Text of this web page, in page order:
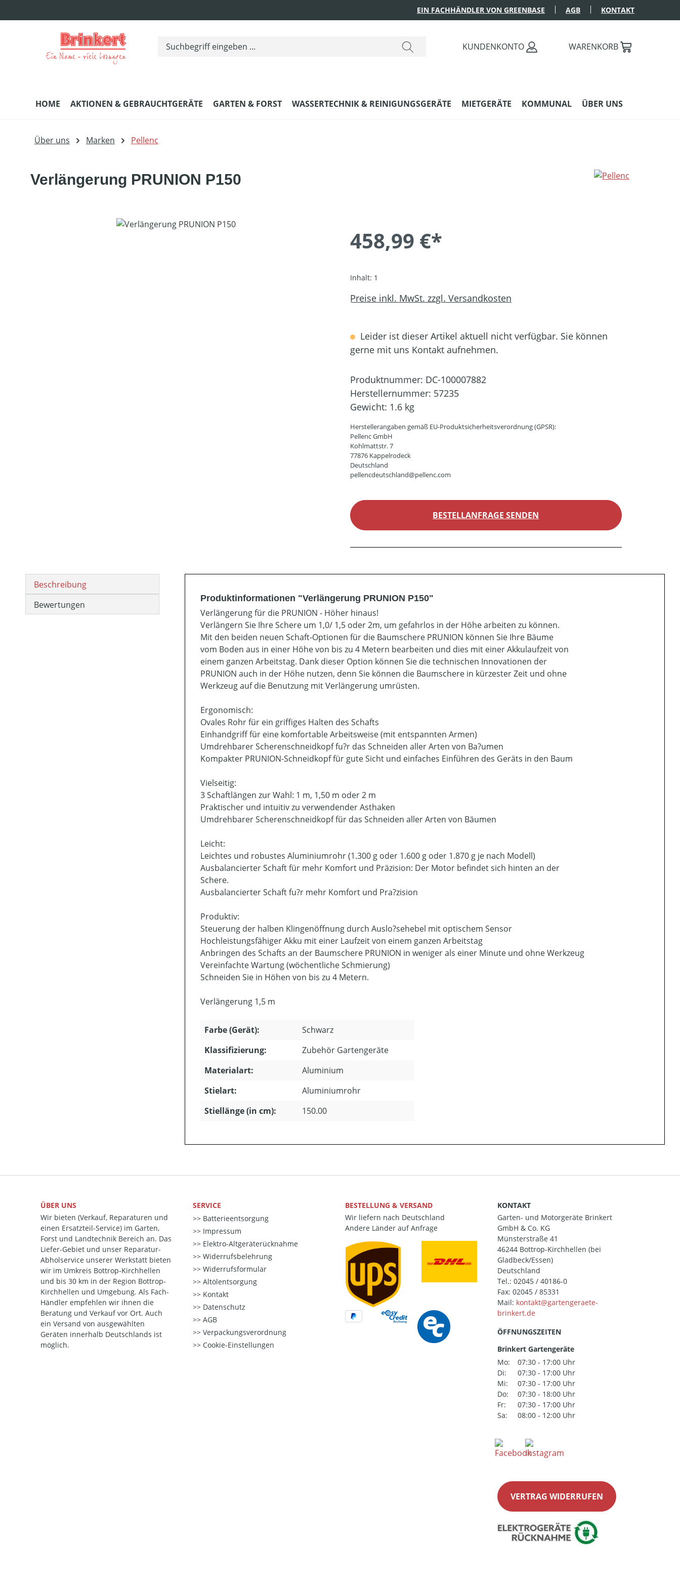
EIN FACHHÄNDLER VON GREENBASE AGB KONTAKT
KUNDENKONTO WARENKORB
HOME AKTIONEN & GEBRAUCHTGERÄTE GARTEN & FORST WASSERTECHNIK & REINIGUNGSGERÄTE MIETGERÄTE KOMMUNAL ÜBER UNS
Über uns Marken Pellenc
Verlängerung PRUNION P150
Bildergalerie überspringen
458,99 €*
Inhalt: 1
Preise inkl. MwSt. zzgl. Versandkosten
Leider ist dieser Artikel aktuell nicht verfügbar. Sie können
gerne mit uns Kontakt aufnehmen.
Produktnummer: DC-100007882
Herstellernummer: 57235
Gewicht: 1.6 kg
Herstellerangaben gemäß EU-Produktsicherheitsverordnung (GPSR):
Pellenc GmbH
Kohlmattstr. 7
77876 Kappelrodeck
Deutschland
pellencdeutschland@pellenc.com
BESTELLANFRAGE SENDEN
Beschreibung
Bewertungen
Produktinformationen "Verlängerung PRUNION P150"
Verlängerung für die PRUNION - Höher hinaus!
Verlängern Sie Ihre Schere um 1,0/ 1,5 oder 2m, um gefahrlos in der Höhe arbeiten zu können.
Mit den beiden neuen Schaft-Optionen für die Baumschere PRUNION können Sie Ihre Bäume
vom Boden aus in einer Höhe von bis zu 4 Metern bearbeiten und dies mit einer Akkulaufzeit von
einem ganzen Arbeitstag. Dank dieser Option können Sie die technischen Innovationen der
PRUNION auch in der Höhe nutzen, denn Sie können die Baumschere in kürzester Zeit und ohne
Werkzeug auf die Benutzung mit Verlängerung umrüsten.
Ergonomisch:
Ovales Rohr für ein griffiges Halten des Schafts
Einhandgriff für eine komfortable Arbeitsweise (mit entspannten Armen)
Umdrehbarer Scherenschneidkopf fu?r das Schneiden aller Arten von Ba?umen
Kompakter PRUNION-Schneidkopf für gute Sicht und einfaches Einführen des Geräts in den Baum
Vielseitig:
3 Schaftlängen zur Wahl: 1 m, 1,50 m oder 2 m
Praktischer und intuitiv zu verwendender Asthaken
Umdrehbarer Scherenschneidkopf für das Schneiden aller Arten von Bäumen
Leicht:
Leichtes und robustes Aluminiumrohr (1.300 g oder 1.600 g oder 1.870 g je nach Modell)
Ausbalancierter Schaft für mehr Komfort und Präzision: Der Motor befindet sich hinten an der
Schere.
Ausbalancierter Schaft fu?r mehr Komfort und Pra?zision
Produktiv:
Steuerung der halben Klingenöffnung durch Auslo?sehebel mit optischem Sensor
Hochleistungsfähiger Akku mit einer Laufzeit von einem ganzen Arbeitstag
Anbringen des Schafts an der Baumschere PRUNION in weniger als einer Minute und ohne Werkzeug
Vereinfachte Wartung (wöchentliche Schmierung)
Schneiden Sie in Höhen von bis zu 4 Metern.
Verlängerung 1,5 m
Farbe (Gerät):
Schwarz
Klassifizierung:
Zubehör Gartengeräte
Materialart:
Aluminium
Stielart:
Aluminiumrohr
Stiellänge (in cm):
150.00
ÜBER UNS
Wir bieten (Verkauf, Reparaturen und
einen Ersatzteil-Service) im Garten,
Forst und Landtechnik Bereich an. Das
Liefer-Gebiet und unser Reparatur-
Abholservice unserer Werkstatt bieten
wir im Umkreis Bottrop-Kirchhellen
und bis 30 km in der Region Bottrop-
Kirchhellen und Umgebung. Als Fach-
Händler empfehlen wir ihnen die
Beratung und Verkauf vor Ort. Auch
ein Versand von ausgewählten
Geräten innerhalb Deutschlands ist
möglich.
SERVICE
Batterieentsorgung
Impressum
Elektro-Altgeräterücknahme
Widerrufsbelehrung
Widerrufsformular
Altölentsorgung
Kontakt
Datenschutz
AGB
Verpackungsverordnung
Cookie-Einstellungen
BESTELLUNG & VERSAND
Wir liefern nach Deutschland
Andere Länder auf Anfrage
KONTAKT
Garten- und Motorgeräte Brinkert
GmbH & Co. KG
Münsterstraße 41
46244 Bottrop-Kirchhellen (bei
Gladbeck/Essen)
Deutschland
Tel.: 02045 / 40186-0
Fax: 02045 / 85331
Mail:
ÖFFNUNGSZEITEN
Brinkert Gartengeräte
Mo:
07:30 - 17:00 Uhr
Di:
07:30 - 17:00 Uhr
Mi:
07:30 - 17:00 Uhr
Do:
07:30 - 18:00 Uhr
Fr:
07:30 - 17:00 Uhr
Sa:
08:00 - 12:00 Uhr
VERTRAG WIDERRUFEN